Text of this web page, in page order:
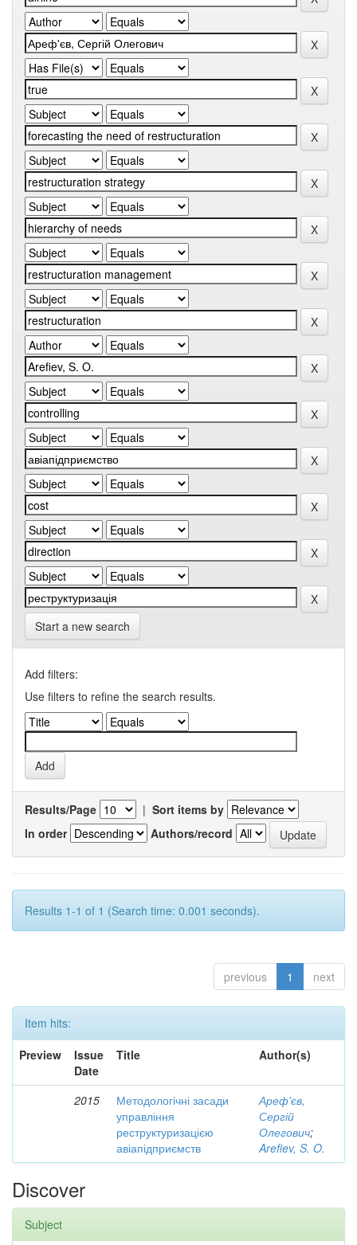
Start a new search
Add filters:
Use filters to refine the search results.
Results/Page | Sort items by
In order
Authors/record
Results 1-1 of 1 (Search time: 0.001 seconds).
previous 1 next
Item hits:
Preview
Issue
Date
Title Author(s)
2015
Методологічні засади
управління
реструктуризацією
авіапідприємств
Ареф'єв,
Сергій
Олегович;
Arefiev, S. O.
Discover
Subject